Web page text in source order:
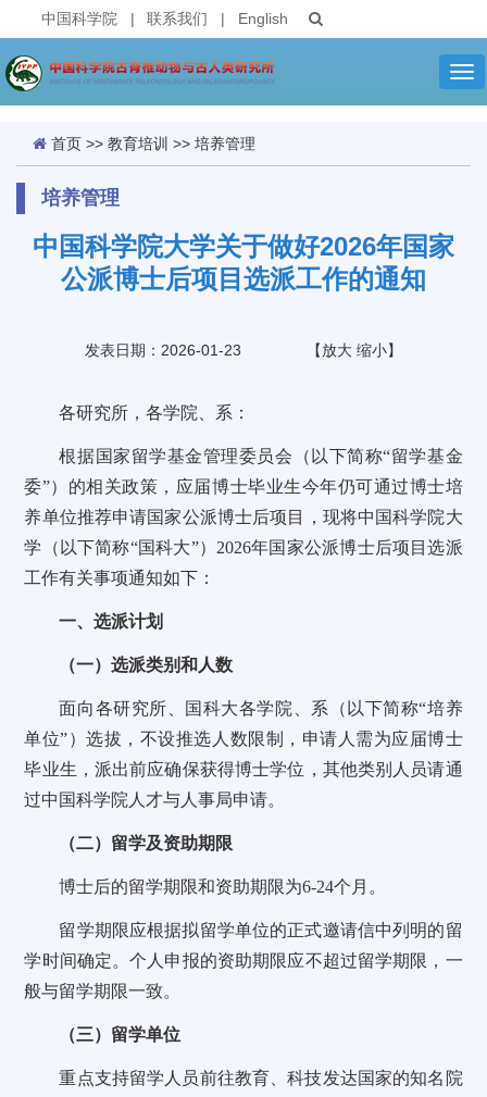
中国科学院 | 联系我们 | English
首页 >> 教育培训 >> 培养管理
培养管理
中国科学院大学关于做好2026年国家
公派博士后项目选派工作的通知
发表日期：2026-01-23 【放大 缩小】
各研究所，各学院、系：
根据国家留学基金管理委员会（以下简称“留学基金
委”）的相关政策，应届博士毕业生今年仍可通过博士培
养单位推荐申请国家公派博士后项目，现将中国科学院大
学（以下简称“国科大”）2026年国家公派博士后项目选派
工作有关事项通知如下：
一、选派计划
（一）选派类别和人数
面向各研究所、国科大各学院、系（以下简称“培养
单位”）选拔，不设推选人数限制，申请人需为应届博士
毕业生，派出前应确保获得博士学位，其他类别人员请通
过中国科学院人才与人事局申请。
（二）留学及资助期限
博士后的留学期限和资助期限为6-24个月。
留学期限应根据拟留学单位的正式邀请信中列明的留
学时间确定。个人申报的资助期限应不超过留学期限，一
般与留学期限一致。
（三）留学单位
重点支持留学人员前往教育、科技发达国家的知名院